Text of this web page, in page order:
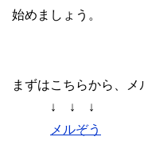
始めましょう。
まずはこちらから、メ
↓ ↓ ↓
メルぞう